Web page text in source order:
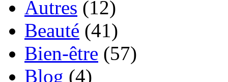
Autres (12)
Beauté (41)
Bien-être (57)
Blog (4)